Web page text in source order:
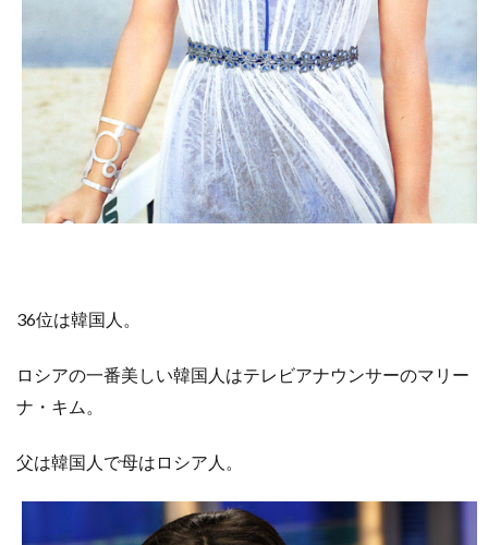
36位は韓国人。
ロシアの一番美しい韓国人はテレビアナウンサーのマリー
ナ・キム。
父は韓国人で母はロシア人。